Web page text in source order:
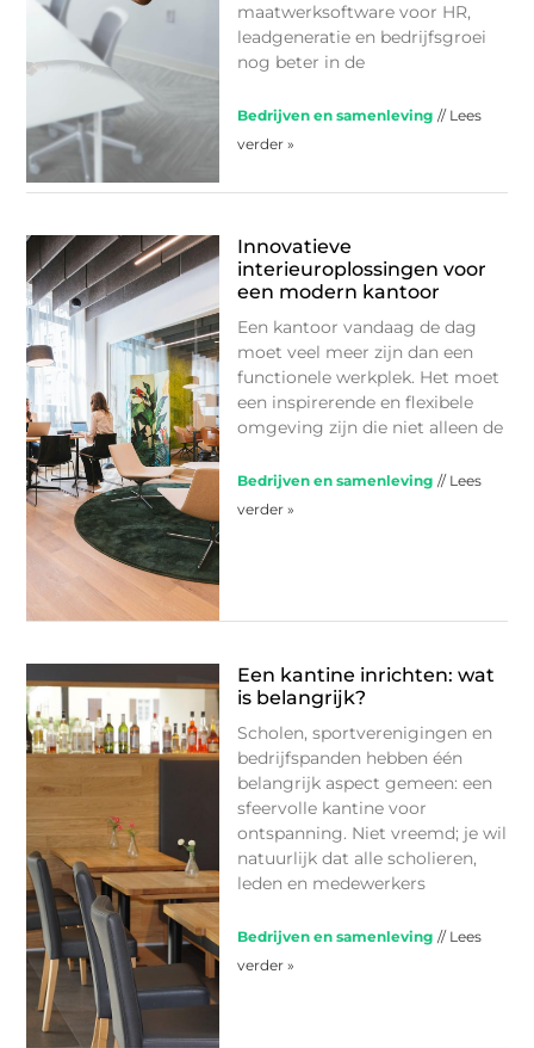
maatwerk­software voor HR,
leadgeneratie en bedrijfsgroei
nog beter in de
Bedrijven en samenleving // Lees
verder »
Innovatieve
interieuroplossingen voor
een modern kantoor
Een kantoor vandaag de dag
moet veel meer zijn dan een
functionele werkplek. Het moet
een inspirerende en flexibele
omgeving zijn die niet alleen de
Bedrijven en samenleving // Lees
verder »
Een kantine inrichten: wat
is belangrijk?
Scholen, sportverenigingen en
bedrijfspanden hebben één
belangrijk aspect gemeen: een
sfeervolle kantine voor
ontspanning. Niet vreemd; je wil
natuurlijk dat alle scholieren,
leden en medewerkers
Bedrijven en samenleving // Lees
verder »